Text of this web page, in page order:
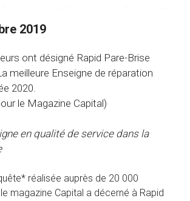
2019
ont désigné Rapid Pare-Brise
meilleure Enseigne de réparation
2020.
le Magazine Capital)
en qualité de service dans la
réalisée auprès de 20 000
magazine Capital a décerné à Rapid